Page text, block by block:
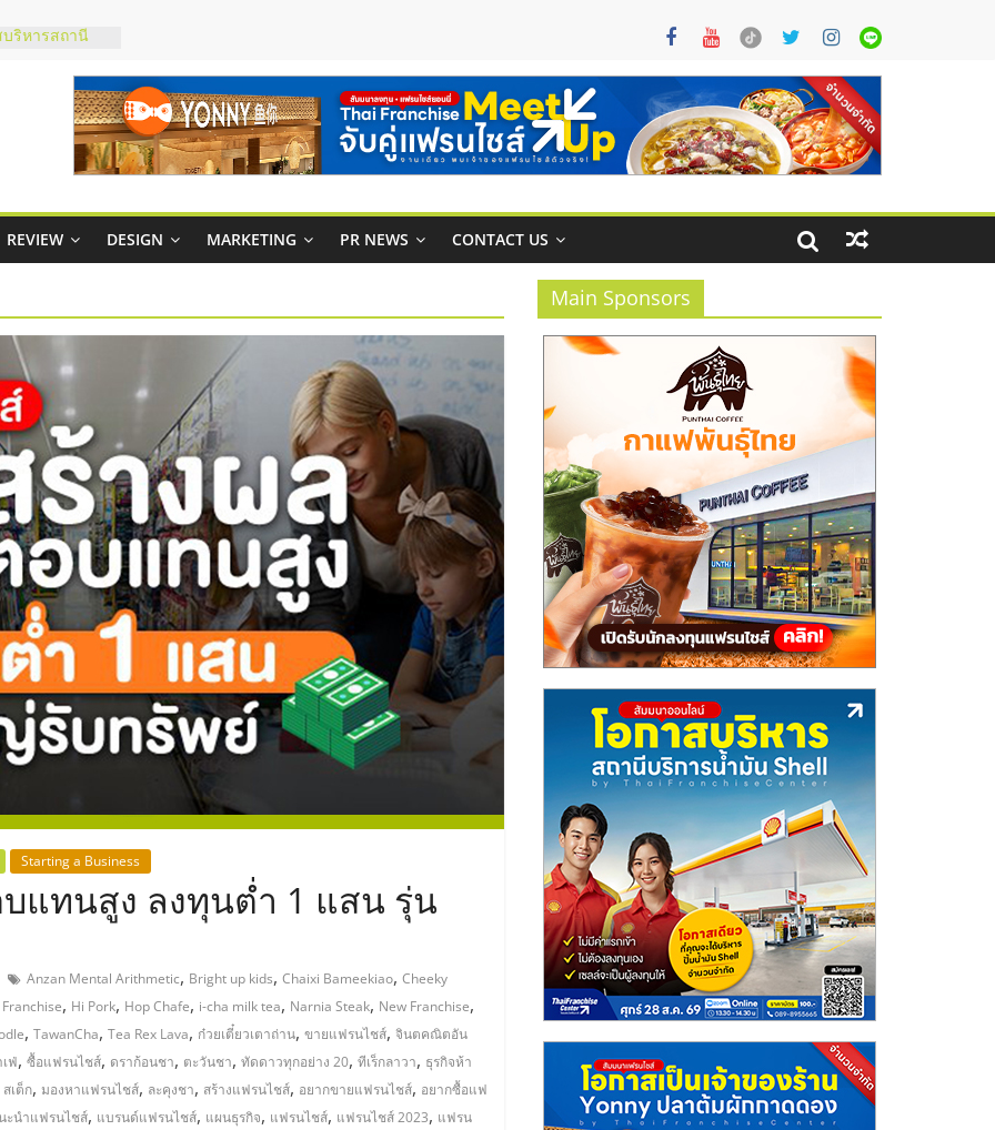
ริหารสถานี
จับคู่แฟรน
พร้อม
ค่าและตอบ
คล่องให้ธุรกิจ
REVIEW DESIGN MARKETING PR NEWS CONTACT US
Starting a Business
แทนสูง ลงทุนต่ำ 1 แสน รุ่น
Anzan Mental Arithmetic, Bright up kids, Chaixi Bameekiao, Cheeky
Franchise, Hi Pork, Hop Chafe, i-cha milk tea, Narnia Steak, New Franchise,
, TawanCha, Tea Rex Lava, ก๋วยเตี๋ยวเตาถ่าน, ขายแฟรนไชส์, จินตคณิตอัน
ฟ่, ซื้อแฟรนไชส์, ดราก้อนชา, ตะวันชา, ทัดดาวทุกอย่าง 20, ทีเร็กลาวา, ธุรกิจห้า
เต็ก, มองหาแฟรนไชส์, ละคุงชา, สร้างแฟรนไชส์, อยากขายแฟรนไชส์, อยากซื้อแฟ
ะนำแฟรนไชส์, แบรนด์แฟรนไชส์, แผนธุรกิจ, แฟรนไชส์, แฟรนไชส์ 2023, แฟรน
Main Sponsors